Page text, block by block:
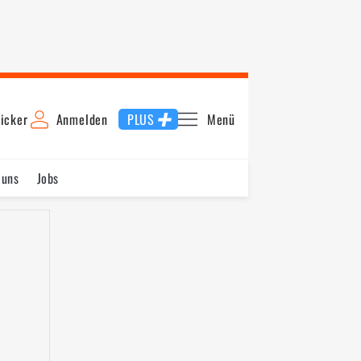
Anmelden PLUS Menü
Jobs